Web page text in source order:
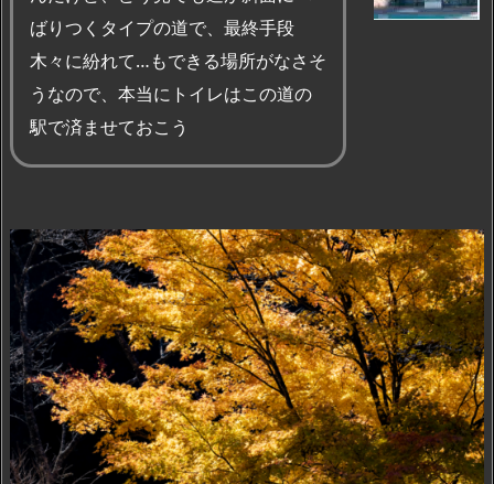
ばりつくタイプの道で、最終手段
木々に紛れて…もできる場所がなさそ
うなので、本当にトイレはこの道の
駅で済ませておこう